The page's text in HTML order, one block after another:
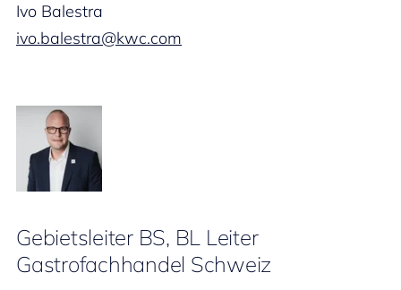
Ivo Balestra
ivo.balestra@kwc.com
Gebietsleiter BS, BL Leiter
Gastrofachhandel Schweiz